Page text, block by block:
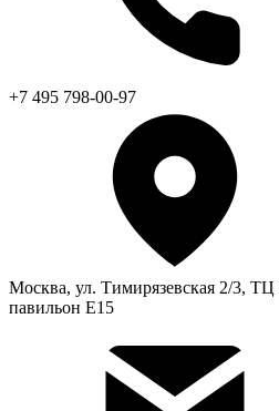
+7 495 798-00-97
Москва, ул. Тимирязевская 2/3,
павильон Е15